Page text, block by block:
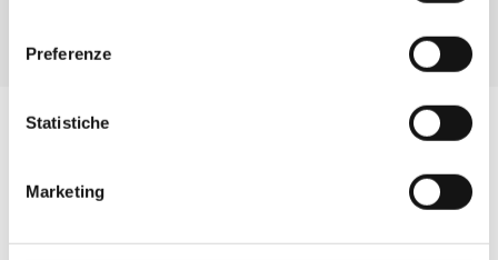
Preferenze
Statistiche
Marketing